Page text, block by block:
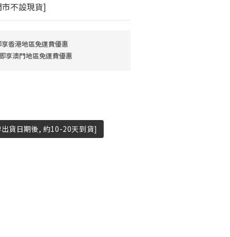
不設現貨]
香港地區免運費優惠
享澳門地區免運費優惠
貨日期後, 約10-20天到貨]